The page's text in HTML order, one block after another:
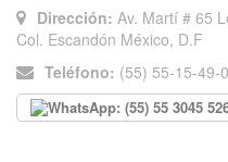
Dirección: Av. Martí # 65
Col. Escandón México, D.F
Teléfono: (55) 55-15-49-